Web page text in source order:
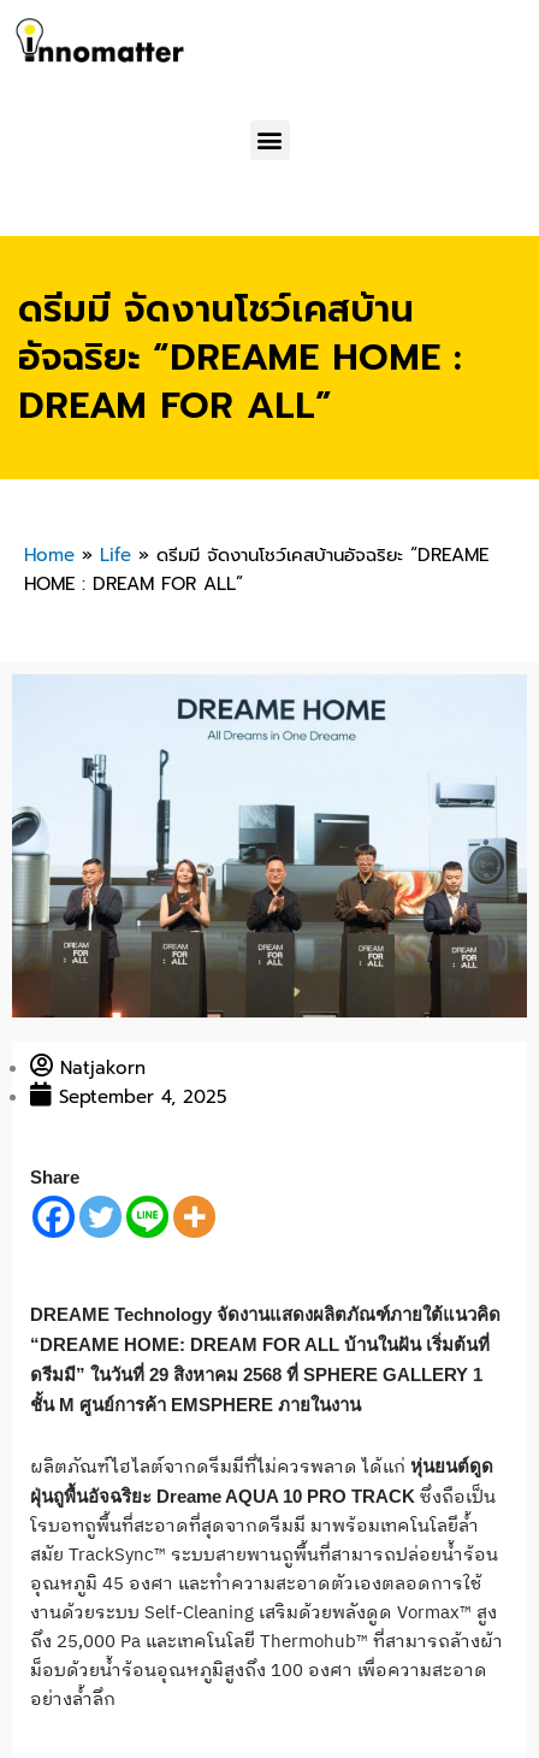
Menu
ดรีมมี จัดงานโชว์เคสบ้าน
อัจฉริยะ “DREAME HOME :
DREAM FOR ALL”
Home » Life » ดรีมมี จัดงานโชว์เคสบ้านอัจฉริยะ “DREAME
HOME : DREAM FOR ALL”
Natjakorn
September 4, 2025
Share
DREAME Technology จัดงานแสดงผลิตภัณฑ์ภายใต้แนวคิด
“DREAME HOME: DREAM FOR ALL บ้านในฝัน เริ่มต้นที่
ดรีมมี” ในวันที่ 29 สิงหาคม 2568 ที่ SPHERE GALLERY 1
ชั้น M ศูนย์การค้า EMSPHERE ภายในงาน
ผลิตภัณฑ์ไฮไลต์จากดรีมมีที่ไม่ควรพลาด ได้แก่ หุ่นยนต์ดูด
ฝุ่นถูพื้นอัจฉริยะ Dreame AQUA 10 PRO TRACK ซึ่งถือเป็น
โรบอทถูพื้นที่สะอาดที่สุดจากดรีมมี มาพร้อมเทคโนโลยีล้ำ
สมัย TrackSync™ ระบบสายพานถูพื้นที่สามารถปล่อยน้ำร้อน
อุณหภูมิ 45 องศา และทำความสะอาดตัวเองตลอดการใช้
งานด้วยระบบ Self-Cleaning เสริมด้วยพลังดูด Vormax™ สูง
ถึง 25,000 Pa และเทคโนโลยี Thermohub™ ที่สามารถล้างผ้า
ม็อบด้วยน้ำร้อนอุณหภูมิสูงถึง 100 องศา เพื่อความสะอาด
อย่างล้ำลึก